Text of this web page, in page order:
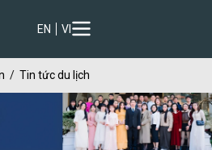
EN VI
Tin tức du lịch